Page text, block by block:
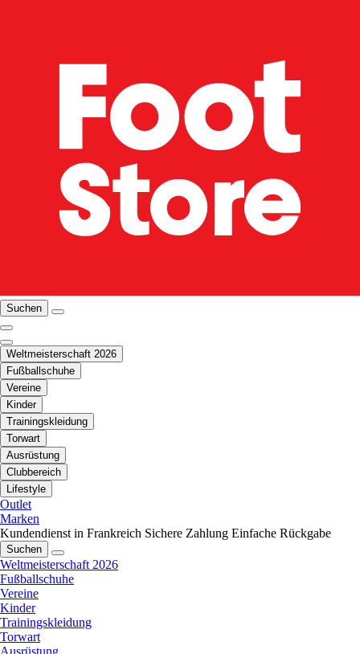
Suchen
Weltmeisterschaft 2026
Fußballschuhe
Vereine
Kinder
Trainingskleidung
Torwart
Ausrüstung
Clubbereich
Lifestyle
Outlet
Marken
Kundendienst in Frankreich Sichere Zahlung Einfache Rückgabe
Suchen
Weltmeisterschaft 2026
Fußballschuhe
Vereine
Kinder
Trainingskleidung
Torwart